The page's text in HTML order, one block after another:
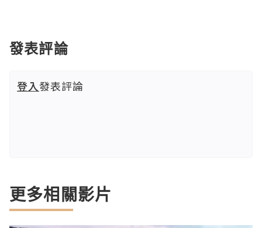
發表評論
登入發表評論
更多相關影片